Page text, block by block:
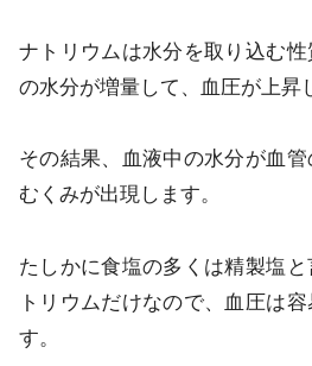
ナトリウムは水分を取り込む
の水分が増量して、血圧が上昇
その結果、血液中の水分が血管
むくみが出現します。
たしかに食塩の多くは精製塩
トリウムだけなので、血圧は
す。